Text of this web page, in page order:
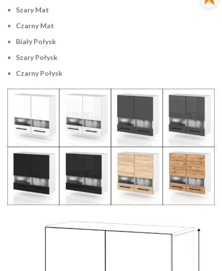
Szary Mat
Czarny Mat
Biały Połysk
Szary Połysk
Czarny Połysk